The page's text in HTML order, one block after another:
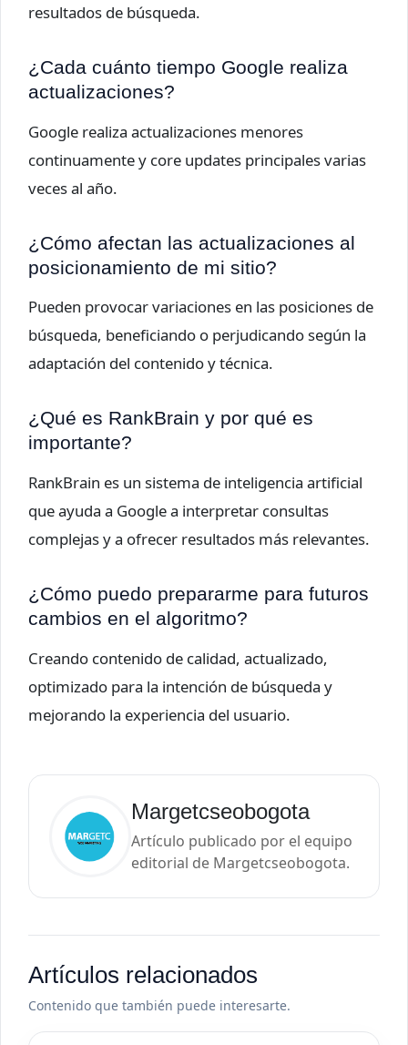
resultados de búsqueda.
¿Cada cuánto tiempo Google realiza
actualizaciones?
Google realiza actualizaciones menores
continuamente y core updates principales varias
veces al año.
¿Cómo afectan las actualizaciones al
posicionamiento de mi sitio?
Pueden provocar variaciones en las posiciones de
búsqueda, beneficiando o perjudicando según la
adaptación del contenido y técnica.
¿Qué es RankBrain y por qué es
importante?
RankBrain es un sistema de inteligencia artificial
que ayuda a Google a interpretar consultas
complejas y a ofrecer resultados más relevantes.
¿Cómo puedo prepararme para futuros
cambios en el algoritmo?
Creando contenido de calidad, actualizado,
optimizado para la intención de búsqueda y
mejorando la experiencia del usuario.
Margetcseobogota
Artículo publicado por el equipo
editorial de Margetcseobogota.
Artículos relacionados
Contenido que también puede interesarte.